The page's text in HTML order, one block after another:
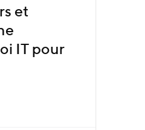
et
IT pour